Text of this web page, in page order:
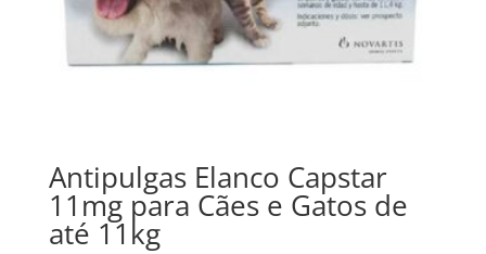
Antipulgas Elanco Capstar
11mg para Cães e Gatos de
até 11kg